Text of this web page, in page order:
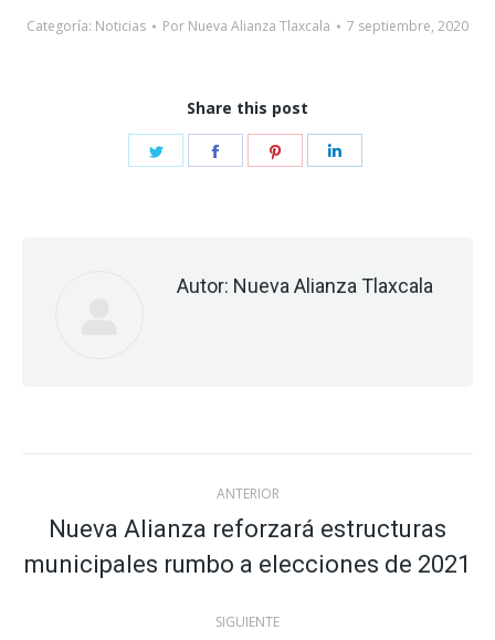
Categoría: Noticias Por Nueva Alianza Tlaxcala 7 septiembre, 2020
Share this post
Share
Share
Share
Autor: Nueva Alianza Tlaxcala
Navegación
entre
publicaciones
ANTERIOR
anterior:
Nueva Alianza reforzará estructuras
municipales rumbo a elecciones de 2021
SIGUIENTE